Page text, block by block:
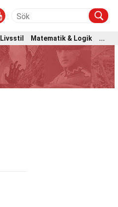
Livsstil Matematik & Logik
...